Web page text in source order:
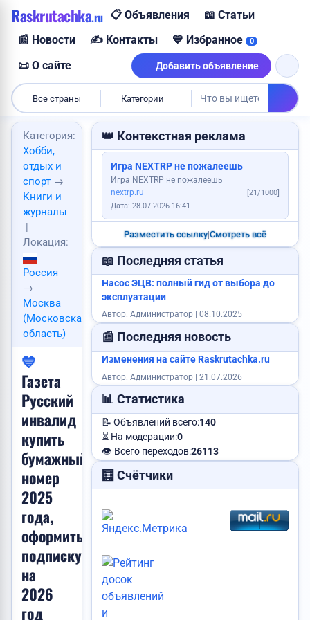
Продам авто
Продам дом
Сниму квартиру
Сдам квартиру
Требуется менеджер
Сделаю сайт
Продам картошку
Найден паспорт
Пропали ключи
Куплю видеокарту
Куплю корову
Услуги каменщика
Требуется повар
Raskrutachka.ru 📋 Объявления
📖 Статьи
📰 Новости
✍️ Контакты 💙 Избранное 0
📜 О сайте Добавить объявление
Все страны Категории
Категория:
Хобби,
отдых и
спорт →
Книги и
журналы
|
Локация:
Россия
→
Москва
(Московская
область)
💙
Газета
Русский
инвалид
купить
бумажный
номер
2025
года,
оформить
подписку
на
2026
год
👑 Контекстная реклама
Игра NEXTRP не пожалеешь
Игра NEXTRP не пожалеешь
nextrp.ru
[21/1000]
Дата: 28.07.2026 16:41
Разместить ссылку|Смотреть всё
📖 Последняя статья
Насос ЭЦВ: полный гид от выбора до
эксплуатации
Автор: Администратор | 08.10.2025
📰 Последняя новость
Изменения на сайте Raskrutachka.ru
Автор: Администратор | 21.07.2026
📊 Статистика
📝 Объявлений всего:140
⏳ На модерации:0
👁️ Всего переходов:26113
🧮 Счётчики